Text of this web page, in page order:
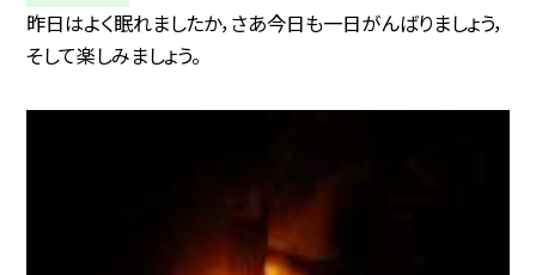
昨日はよく眠れましたか，さあ今日も一日がんばりましょう，
そして楽しみましょう。